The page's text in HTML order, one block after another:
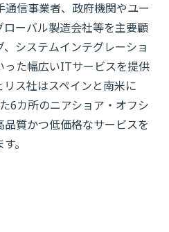
信事業者、政府機関やユー
ーバル製造会社等を主要顧
システムインテグレーショ
った幅広いITサービスを提供
ス社はスペインと南米に
6カ所のニアショア・オフシ
質かつ低価格なサービスを
。